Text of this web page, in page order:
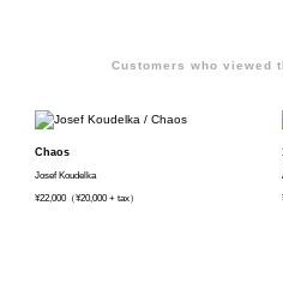
Customers who viewed
Chaos
Josef Koudelka
¥22,000（¥20,000 + tax）